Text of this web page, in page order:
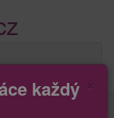
každý